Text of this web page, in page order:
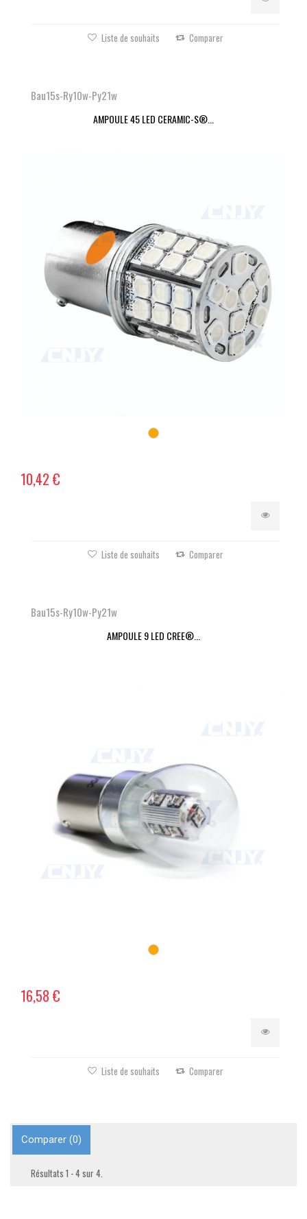
Liste de souhaits Comparer
Bau15s-Ry10w-Py21w
AMPOULE 45 LED CERAMIC-S®...
10,42 €
Liste de souhaits Comparer
Bau15s-Ry10w-Py21w
AMPOULE 9 LED CREE®...
16,58 €
Liste de souhaits Comparer
Comparer (0)
Résultats 1 - 4 sur 4.